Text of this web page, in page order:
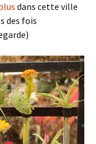
dans cette ville
des fois